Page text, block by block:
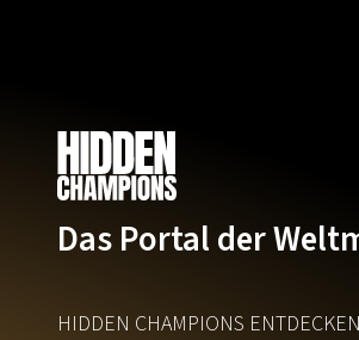
Das Portal der
HIDDEN CHAMPIONS ENTDECKEN